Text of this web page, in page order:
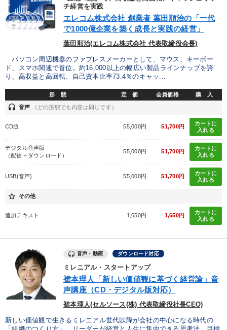
チ経営を実践
エレコム株式会社 創業者 葉田順治の「一代
で1000億企業を築く成長と実践の経営」
葉田順治(エレコム株式会社 代表取締役会長)
パソコン周辺機器のファブレスメーカーとして、マウス、キーボー
ド、スマホ関連で首位。約16,000以上の幅広い製品ラインナップを誇
り、高収益と高回転、自己資本比率73.4％のキャッ...
形 態 定 価 会員価格 購 入
headset 音声 （どの形態でも内容は同じです）
CD版 55,000円 51,700円
カートに
入れる
デジタル音声版
（配信＋ダウンロード）
55,000円 51,700円
カートに
入れる
USB(音声) 55,000円 51,700円
カートに
入れる
star_border その他
追加テキスト 1,650円 1,650円
カートに
入れる
音声・動画 ダウンロード対応
ミレニアル・スタートアップ
裙本理人「新しい価値観に基づく経営論」音
声講座（CD・デジタル版対応）
裙本理人(セルソース(株) 代表取締役社長CEO)
新しい価値観で生きるミレニアル世代以降が会社の中心になる時代の